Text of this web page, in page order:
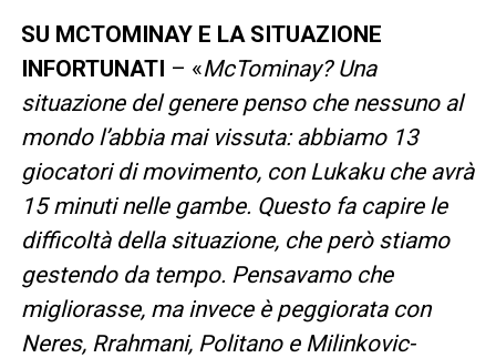
SU MCTOMINAY E LA SITUAZIONE
INFORTUNATI – «McTominay? Una
situazione del genere penso che nessuno al
mondo l’abbia mai vissuta: abbiamo 13
giocatori di movimento, con Lukaku che avrà
15 minuti nelle gambe. Questo fa capire le
difficoltà della situazione, che però stiamo
gestendo da tempo. Pensavamo che
migliorasse, ma invece è peggiorata con
Neres, Rrahmani, Politano e Milinkovic-